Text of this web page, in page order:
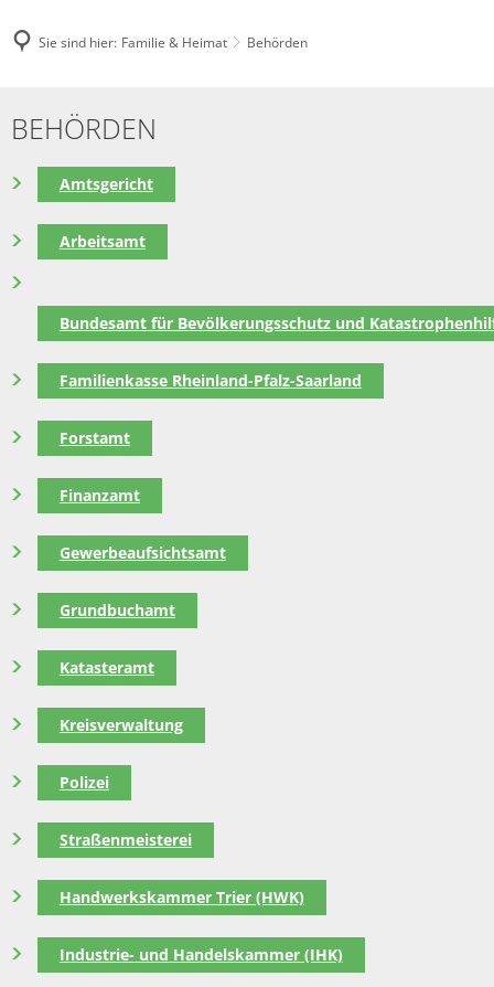
Sie sind hier: Familie & Heimat Behörden
Behörden
BEHÖRDEN
Amtsgericht
Arbeitsamt
Bundesamt für Bevölkerungsschutz und
Familienkasse Rheinland-Pfalz-Saarland
Forstamt
Finanzamt
Gewerbeaufsichtsamt
Grundbuchamt
Katasteramt
Kreisverwaltung
Polizei
Straßenmeisterei
Handwerkskammer Trier (HWK)
Industrie- und Handelskammer (IHK)